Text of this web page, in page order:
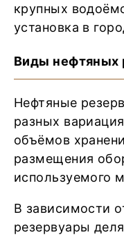
крупных
установка в
Виды нефтяных
Нефтяные
разных
объёмов
размещения
используемого
В зависимости
резервуары